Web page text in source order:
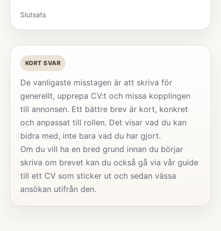
Slutsats
KORT SVAR
De vanligaste misstagen är att skriva för
generellt, upprepa CV:t och missa kopplingen
till annonsen. Ett bättre brev är kort, konkret
och anpassat till rollen. Det visar vad du kan
bidra med, inte bara vad du har gjort.
Om du vill ha en bred grund innan du börjar
skriva om brevet kan du också gå via vår guide
till ett CV som sticker ut och sedan vässa
ansökan utifrån den.